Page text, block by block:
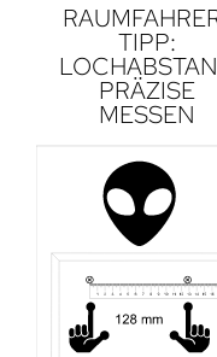
TIPP:
PRÄZISE
MESSEN